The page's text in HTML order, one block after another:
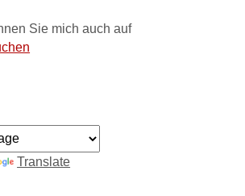
Sie mich auch auf
Translate